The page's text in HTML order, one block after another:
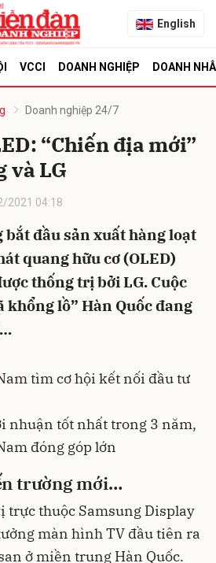
English
VCCI DOANH NGHIỆP DOANH
Doanh nghiệp 24/7
“Chiến địa mới”
và LG
2021 04:18
bắt đầu sản xuất hàng loạt
quang hữu cơ (OLED)
thống trị bởi LG. Cuộc
khổng lồ” Hàn Quốc đang
tìm cơ hội kết nối đầu tư
nhuận tốt nhất trong 3 năm,
đóng góp lớn
trường mới…
trực thuộc Samsung Display
màn hình TV đầu tiên ra
ở miền trung Hàn Quốc.
Hủy